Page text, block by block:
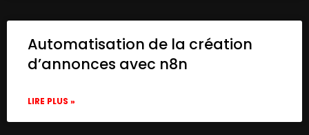
      "typeVersion": 1
    {
"id": "3b2a81eb-19b4-4685-90a3-
"type": "n8n-nodes-
Automatisation de la création
d’annonces avec n8n
LIRE PLUS »